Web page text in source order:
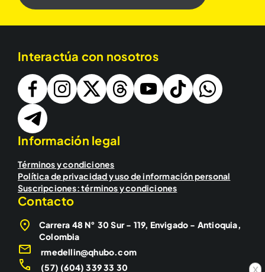
x
Interactúa con nosotros
Información legal
Términos y condiciones
Política de privacidad y uso de información personal
Suscripciones: términos y condiciones
Contacto
Carrera 48 N° 30 Sur - 119, Envigado - Antioquia,
Colombia
rmedellin@qhubo.com
(57) (604) 339 33 30